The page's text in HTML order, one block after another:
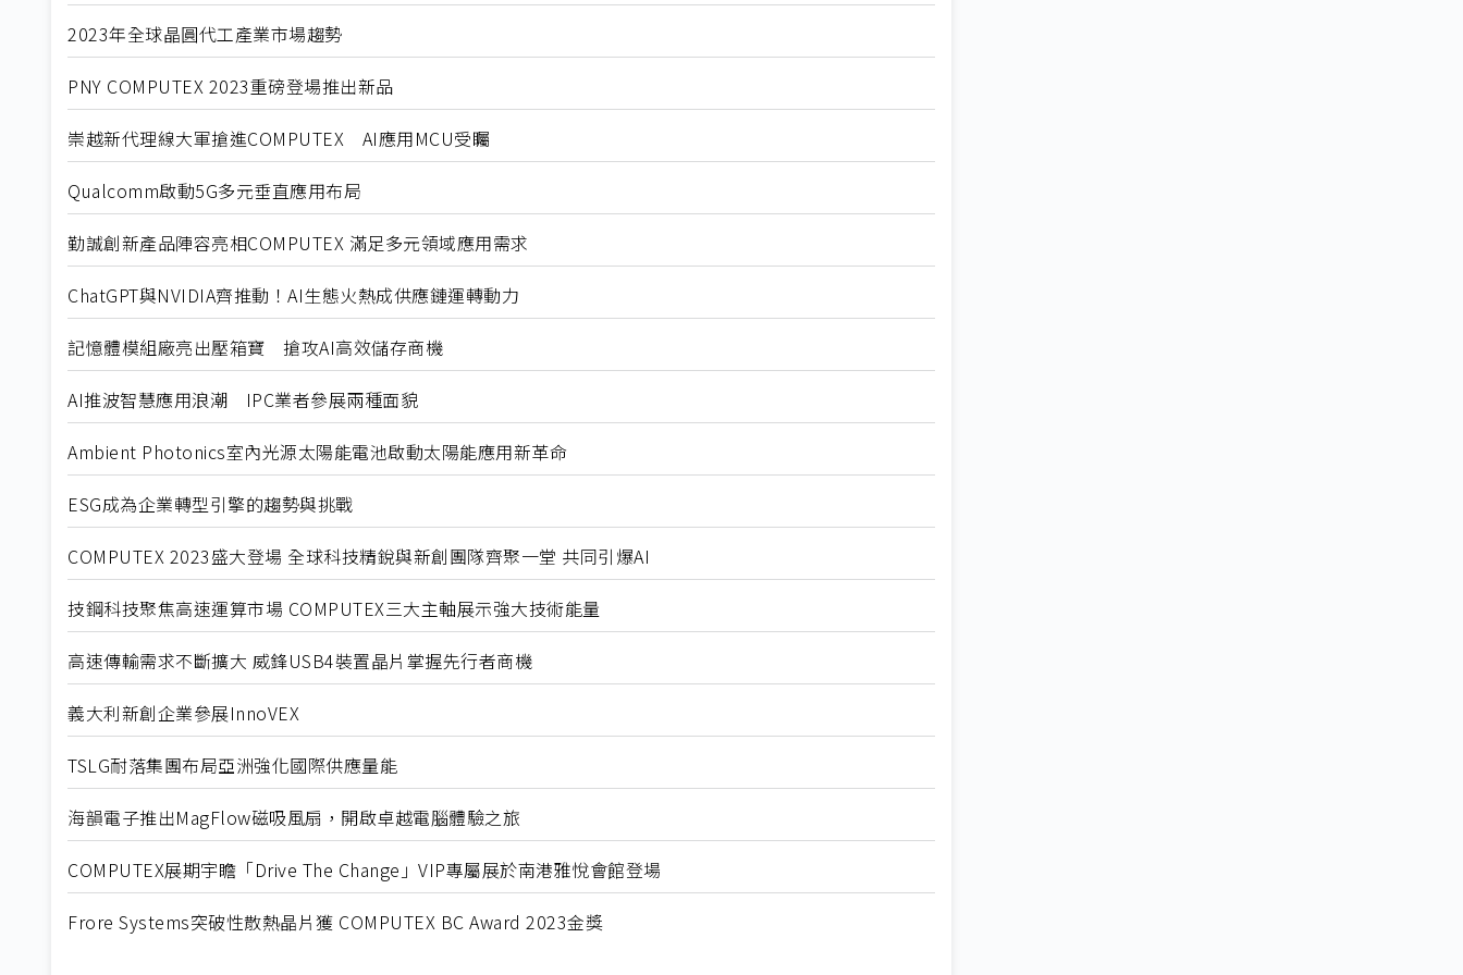
2023年全球晶圓代工產業市場趨勢
PNY COMPUTEX 2023重磅登場推出新品
崇越新代理線大軍搶進COMPUTEX AI應用MCU受矚
Qualcomm啟動5G多元垂直應用布局
勤誠創新產品陣容亮相COMPUTEX 滿足多元領域應用需求
ChatGPT與NVIDIA齊推動！AI生態火熱成供應鏈運轉動力
記憶體模組廠亮出壓箱寶 搶攻AI高效儲存商機
AI推波智慧應用浪潮 IPC業者參展兩種面貌
Ambient Photonics室內光源太陽能電池啟動太陽能應用新革命
ESG成為企業轉型引擎的趨勢與挑戰
COMPUTEX 2023盛大登場 全球科技精銳與新創團隊齊聚一堂 共同引爆AI
技鋼科技聚焦高速運算市場 COMPUTEX三大主軸展示強大技術能量
高速傳輸需求不斷擴大 威鋒USB4裝置晶片掌握先行者商機
義大利新創企業參展InnoVEX
TSLG耐落集團布局亞洲強化國際供應量能
海韻電子推出MagFlow磁吸風扇，開啟卓越電腦體驗之旅
COMPUTEX展期宇瞻「Drive The Change」VIP專屬展於南港雅悅會館登場
Frore Systems突破性散熱晶片獲 COMPUTEX BC Award 2023金獎